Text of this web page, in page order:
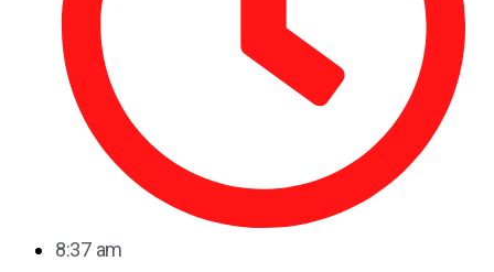
8:37 am